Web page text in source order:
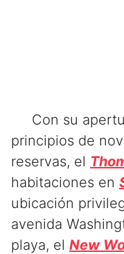
Con su
principios de
reservas, el
habitaciones en
ubicación
avenida
playa, el New